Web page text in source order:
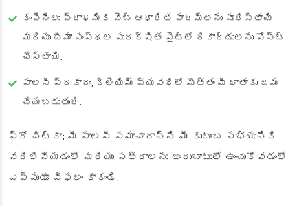
కంపెనీలు ప్రాథమిక వెబ్ ఆధారిత ఫారమ్‌లను పూరిస్తాయి
మరియు బీమా సంస్థల సురక్షిత సైట్‌లో రికార్డులను పోస్ట్
చేస్తాయి.
పాలసీ ప్రకారం, క్లెయిమ్ వ్యవధిలో మొత్తం మీ ఖాతాకు జమ
చేయబడుతుంది.
ప్రో చిట్కా: మీ పాలసీ సమాచారాన్ని మీ కుటుంబ సభ్యునికి
వదిలివేయడంలో మరియు పత్రాలను అందుబాటులో ఉంచుకోవడంలో
ఎప్పుడూ విఫలం కాకండి.